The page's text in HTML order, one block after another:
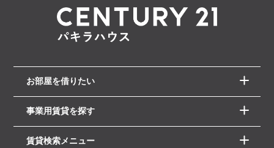
お部屋を借りたい
事業用賃貸を探す
賃貸検索メニュー